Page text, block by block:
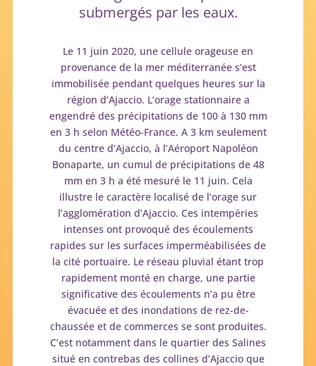
submergés par les eaux.
Le 11 juin 2020, une cellule orageuse en
provenance de la mer méditerranée s’est
immobilisée pendant quelques heures sur la
région d’Ajaccio. L’orage stationnaire a
engendré des précipitations de 100 à 130 mm
en 3 h selon Météo-France. A 3 km seulement
du centre d’Ajaccio, à l’Aéroport Napoléon
Bonaparte, un cumul de précipitations de 48
mm en 3 h a été mesuré le 11 juin. Cela
illustre le caractère localisé de l’orage sur
l’agglomération d’Ajaccio. Ces intempéries
intenses ont provoqué des écoulements
rapides sur les surfaces imperméabilisées de
la cité portuaire. Le réseau pluvial étant trop
rapidement monté en charge, une partie
significative des écoulements n’a pu être
évacuée et des inondations de rez-de-
chaussée et de commerces se sont produites.
C’est notamment dans le quartier des Salines
situé en contrebas des collines d’Ajaccio que